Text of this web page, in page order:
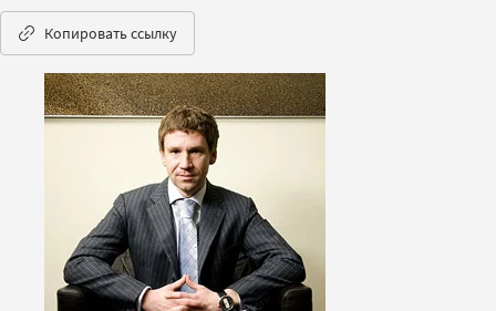
Копировать ссылку